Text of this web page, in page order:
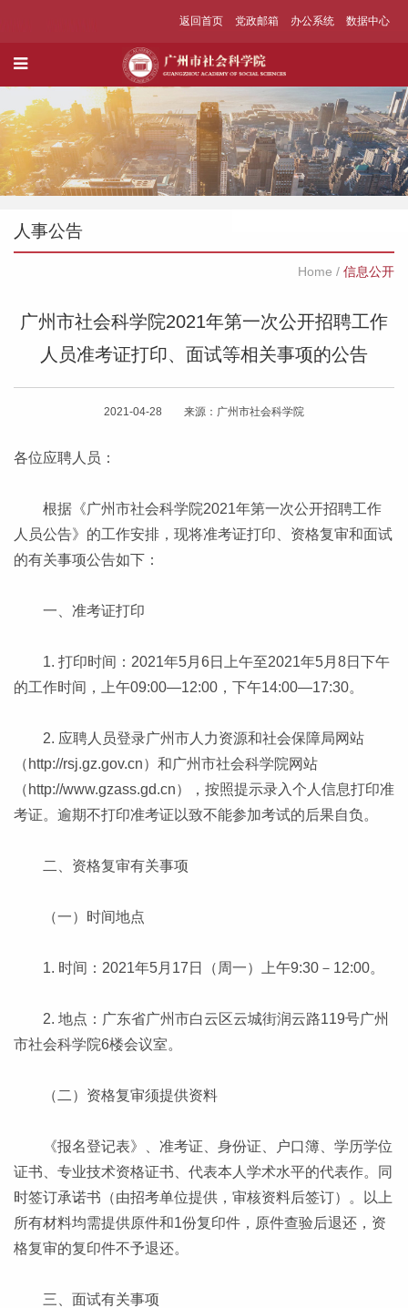
返回首页 党政邮箱 办公系统 数据中心
人事公告
Home / 信息公开
广州市社会科学院2021年第一次公开招聘工作
人员准考证打印、面试等相关事项的公告
2021-04-28 来源：广州市社会科学院
各位应聘人员：
根据《广州市社会科学院2021年第一次公开招聘工作
人员公告》的工作安排，现将准考证打印、资格复审和面试
的有关事项公告如下：
一、准考证打印
1. 打印时间：2021年5月6日上午至2021年5月8日下午
的工作时间，上午09:00—12:00，下午14:00—17:30。
2. 应聘人员登录广州市人力资源和社会保障局网站
（http://rsj.gz.gov.cn）和广州市社会科学院网站
（http://www.gzass.gd.cn），按照提示录入个人信息打印准
考证。逾期不打印准考证以致不能参加考试的后果自负。
二、资格复审有关事项
（一）时间地点
1. 时间：2021年5月17日（周一）上午9:30－12:00。
2. 地点：广东省广州市白云区云城街润云路119号广州
市社会科学院6楼会议室。
（二）资格复审须提供资料
《报名登记表》、准考证、身份证、户口簿、学历学位
证书、专业技术资格证书、代表本人学术水平的代表作。同
时签订承诺书（由招考单位提供，审核资料后签订）。以上
所有材料均需提供原件和1份复印件，原件查验后退还，资
格复审的复印件不予退还。
三、面试有关事项